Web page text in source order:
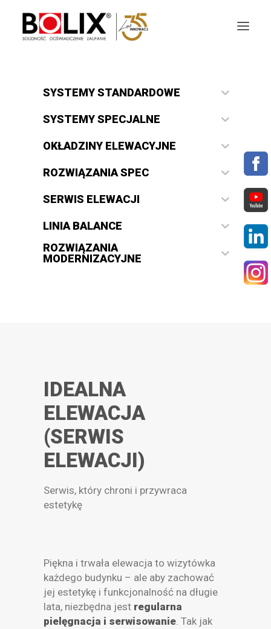
OFERTA
OKŁADZINY ELEWACYJNE
AKTUALNOŚCI
STREFA BOLIX
STREFA PRACOWNIKA
RECEPTURY ON-LINE
SYSTEMY STANDARDOWE
SYSTEMY SPECJALNE
OKŁADZINY ELEWACYJNE
ROZWIĄZANIA SPEC
SERWIS ELEWACJI
LINIA BALANCE
ROZWIĄZANIA
MODERNIZACYJNE
IDEALNA
ELEWACJA
(SERWIS
ELEWACJI)
Serwis, który chroni i przywraca
estetykę
Piękna i trwała elewacja to wizytówka
każdego budynku – ale aby zachować
jej estetykę i funkcjonalność na długie
lata, niezbędna jest regularna
pielęgnacja i serwisowanie. Tak jak